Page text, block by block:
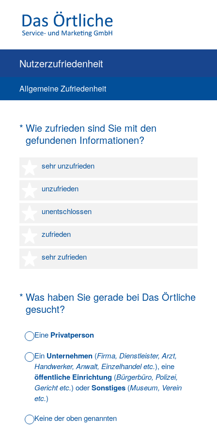
Nutzerzufriedenheit
Allgemeine Zufriedenheit
* Wie zufrieden sind Sie mit den
gefundenen Informationen?
(Erforderlich.)
sehr unzufrieden
1 Stern
unzufrieden
2 Sterne
unentschlossen
3 Sterne
zufrieden
4 Sterne
sehr zufrieden
5 Sterne
* Was haben Sie gerade bei Das Örtliche
gesucht?
(Erforderlich.)
Eine Privatperson
Ein Unternehmen (Firma, Dienstleister, Arzt,
Handwerker, Anwalt, Einzelhandel etc.), eine
öffentliche Einrichtung (Bürgerbüro, Polizei,
Gericht etc.) oderSonstiges (Museum, Verein
etc.)
Keine der oben genannten